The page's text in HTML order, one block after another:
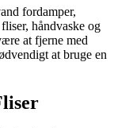
fordamper,
håndvaske og
at fjerne med
at bruge en